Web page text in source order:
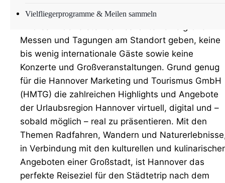
Vielfliegerprogramme & Meilen sammeln
besonderen Herausforderungen. Voraussichtlich
Messen und Tagungen am Standort geben, keine
bis wenig internationale Gäste sowie keine
Konzerte und Großveranstaltungen. Grund genug
für die Hannover Marketing und Tourismus GmbH
(HMTG) die zahlreichen Highlights und Angebote
der Urlaubsregion Hannover virtuell, digital und –
sobald möglich – real zu präsentieren. Mit den
Themen Radfahren, Wandern und
in Verbindung mit den kulturellen und
Angeboten einer Großstadt, ist Hannover das
perfekte Reiseziel für den Städtetrip nach dem